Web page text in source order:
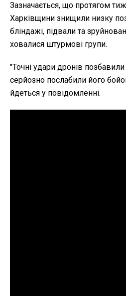
Зазначається, що протягом
Харківщини знищили низку
бліндажі, підвали та
ховалися штурмові групи.
"Точні удари дронів
серйозно послабили його
йдеться у повідомленні.